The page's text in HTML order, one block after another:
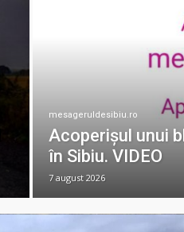
mesageruldesibiu.ro
Acoperișul unui
în Sibiu. VIDEO
7 august 2026